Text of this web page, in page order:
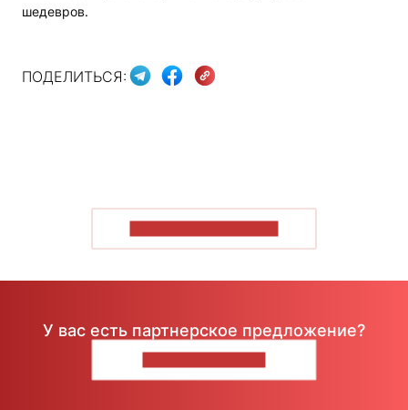
шедевров.
ПОДЕЛИТЬСЯ:
У вас есть партнерское предложение?